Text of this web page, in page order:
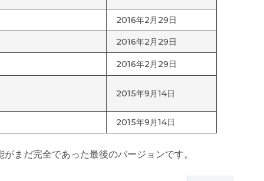
2016年2月29日
2016年2月29日
2016年2月29日
2015年9月14日
2015年9月14日
まだ完全であった最後のバージョンです。